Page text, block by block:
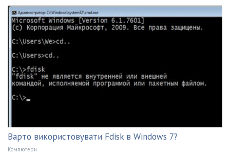
Варто використовувати Fdisk в Windows 7?
Компютери